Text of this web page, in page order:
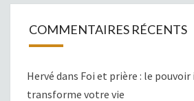
COMMENTAIRES RÉCENTS
Hervé dans Foi et prière : le pouvoir
transforme votre vie